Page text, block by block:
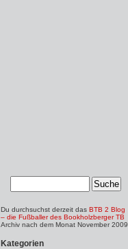
Du durchsuchst derzeit das BTB 2 Blog
– die Fußballer des Bookholzberger TB
Archiv nach dem Monat November 2009.
Kategorien